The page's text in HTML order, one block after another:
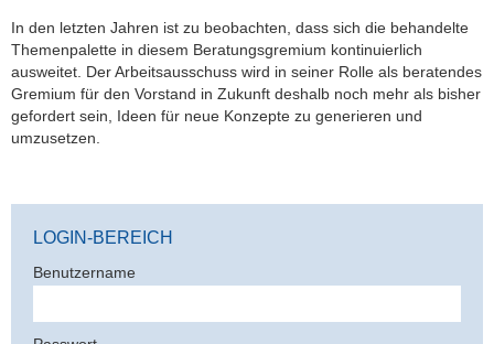
In den letzten Jahren ist zu beobachten, dass sich die behandelte
Themenpalette in diesem Beratungsgremium kontinuierlich
ausweitet. Der Arbeitsausschuss wird in seiner Rolle als beratendes
Gremium für den Vorstand in Zukunft deshalb noch mehr als bisher
gefordert sein, Ideen für neue Konzepte zu generieren und
umzusetzen.
LOGIN-BEREICH
Benutzername